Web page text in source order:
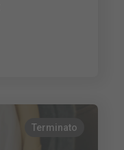
Terminato